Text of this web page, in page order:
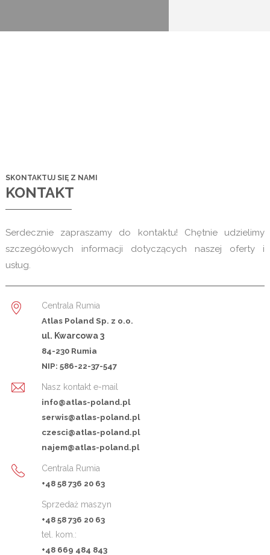
KONTAKT
SKONTAKTUJ SIĘ Z NAMI
Serdecznie zapraszamy do kontaktu! Chętnie udzielimy
szczegółowych informacji dotyczących naszej oferty i
usług.
Centrala Rumia
Atlas Poland Sp. z o.o.
ul. Kwarcowa 3
84-230 Rumia
NIP: 586-22-37-547
Nasz kontakt e-mail
info@atlas-poland.pl
serwis@atlas-poland.pl
czesci@atlas-poland.pl
najem@atlas-poland.pl
Centrala Rumia
+48 58 736 20 63
Sprzedaż maszyn
+48 58 736 20 63
tel. kom.:
+48 669 484 843